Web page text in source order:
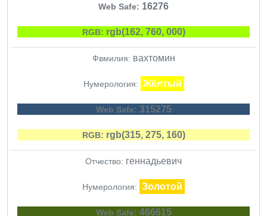
Web Safe: 16276
RGB: rgb(162, 760, 000)
Фвмилия: вахтомин
Нумерология: Жёлтый
Web Safe: 315275
RGB: rgb(315, 275, 160)
Отчество: геннадьевич
Нумерология: Золотой
Web Safe: 466615